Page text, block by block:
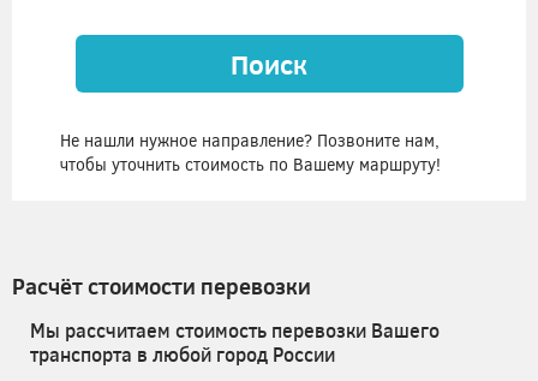
Поиск
Не нашли нужное направление? Позвоните нам,
чтобы уточнить стоимость по Вашему маршруту!
Расчёт стоимости перевозки
Мы рассчитаем стоимость перевозки Вашего
транспорта в любой город России